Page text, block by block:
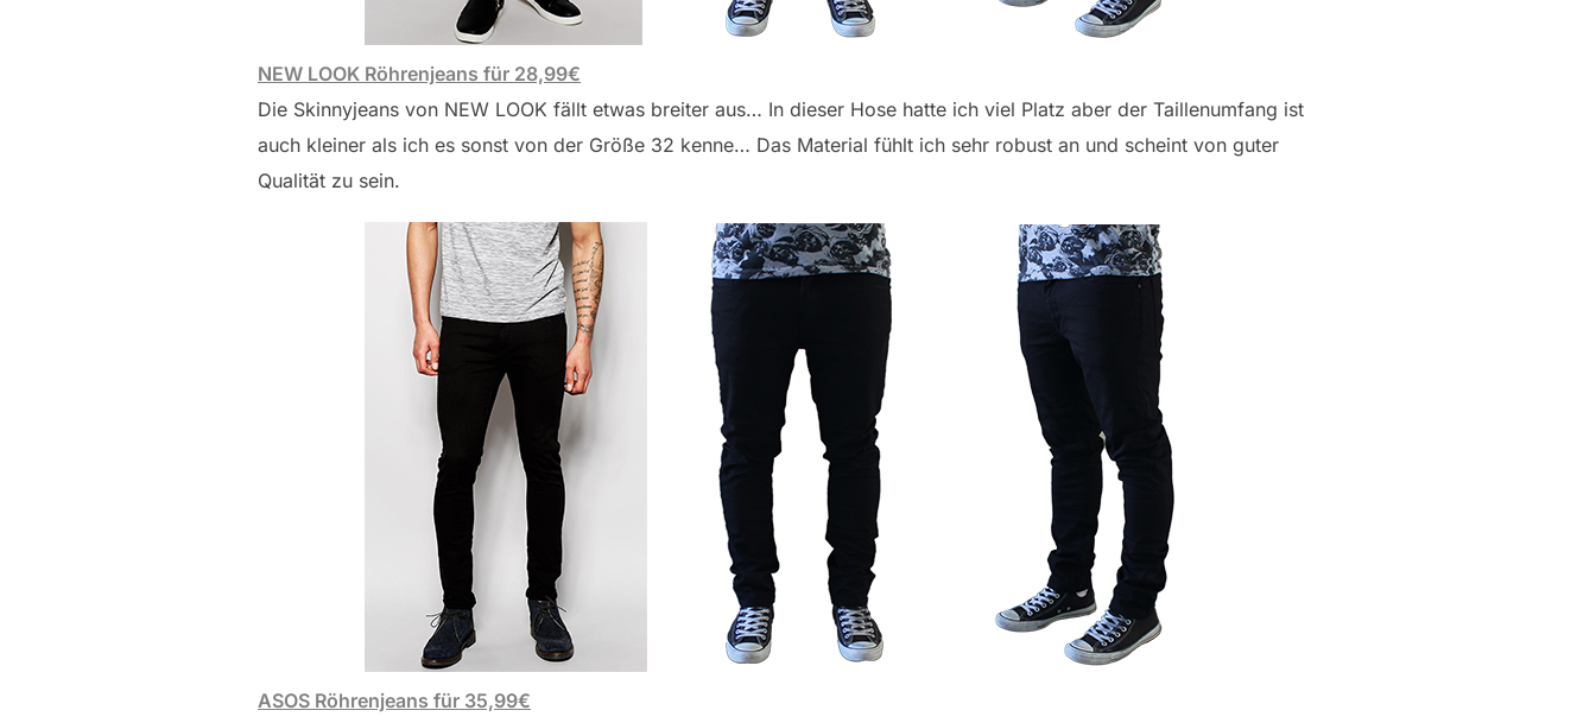
NEW LOOK Röhrenjeans für 28,99€
Die Skinnyjeans von NEW LOOK fällt etwas breiter aus… In dieser Hose hatte ich viel Platz aber der Taillenumfang ist
auch kleiner als ich es sonst von der Größe 32 kenne… Das Material fühlt ich sehr robust an und scheint von guter
Qualität zu sein.
ASOS Röhrenjeans für 35,99€